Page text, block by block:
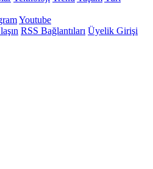
Youtube
RSS Bağlantıları Üyelik Girişi